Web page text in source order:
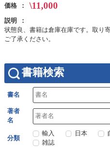
価格 \11,000
説明
状態良、書籍は倉庫在庫です。取り
ご了承ください。
書籍検索
書名
著者
名
分類
輸入 日本
雑誌